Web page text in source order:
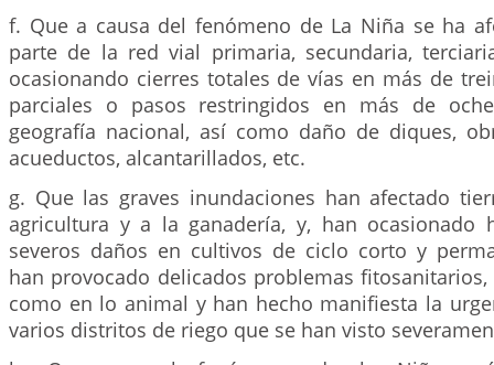
f. Que a causa del fenómeno de La Niña se ha
parte de la red vial primaria, secundaria,
ocasionando cierres totales de vías en más de
parciales o pasos restringidos en más de
geografía nacional, así como daño de diques,
acueductos, alcantarillados, etc.
g. Que las graves inundaciones han afectado
agricultura y a la ganadería, y, han ocasionado
severos daños en cultivos de ciclo corto y
han provocado delicados problemas
como en lo animal y han hecho manifiesta la
varios distritos de riego que se han visto